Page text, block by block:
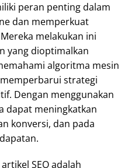
peran penting dalam
dan memperkuat
melakukan ini
yang dioptimalkan
algoritma mesin
strategi
Dengan menggunakan
dapat meningkatkan
konversi, dan pada
SEO adalah